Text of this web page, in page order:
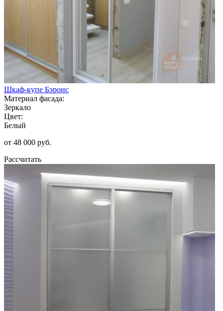
Шкаф-купе Бэронс
Материал фасада:
Зеркало
Цвет:
Белый
от 48 000 руб.
Рассчитать